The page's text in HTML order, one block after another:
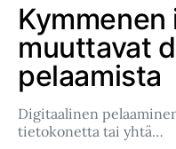
muuttavat
pelaamista
Digitaalinen
tietokonetta tai yhtä…